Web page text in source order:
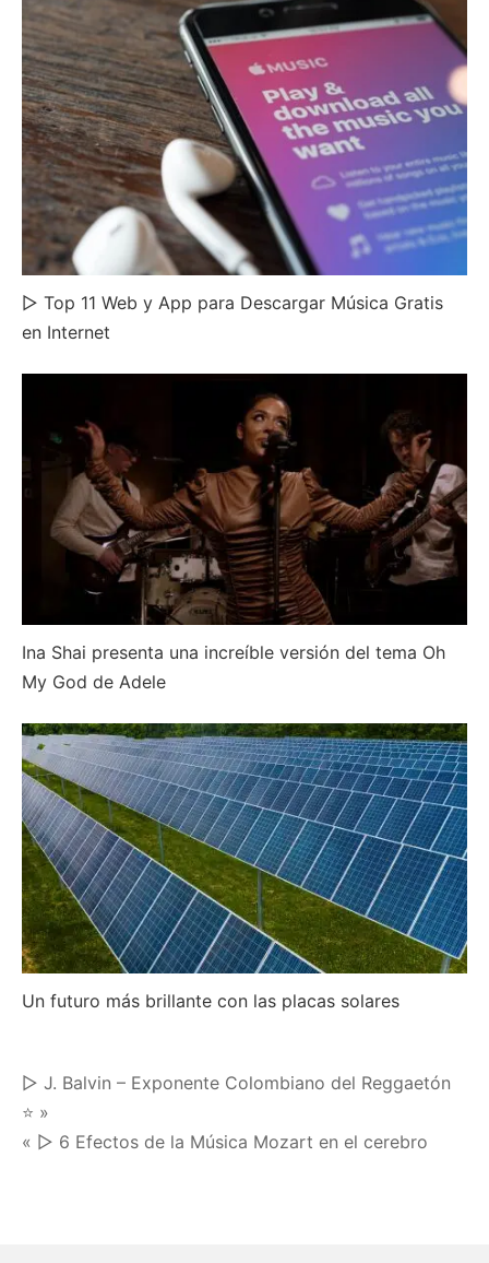
▷ Top 11 Web y App para Descargar Música Gratis
en Internet
Ina Shai presenta una increíble versión del tema Oh
My God de Adele
Un futuro más brillante con las placas solares
Navegación
de
▷ J. Balvin – Exponente Colombiano del Reggaetón
⭐ »
« ▷ 6 Efectos de la Música Mozart en el cerebro